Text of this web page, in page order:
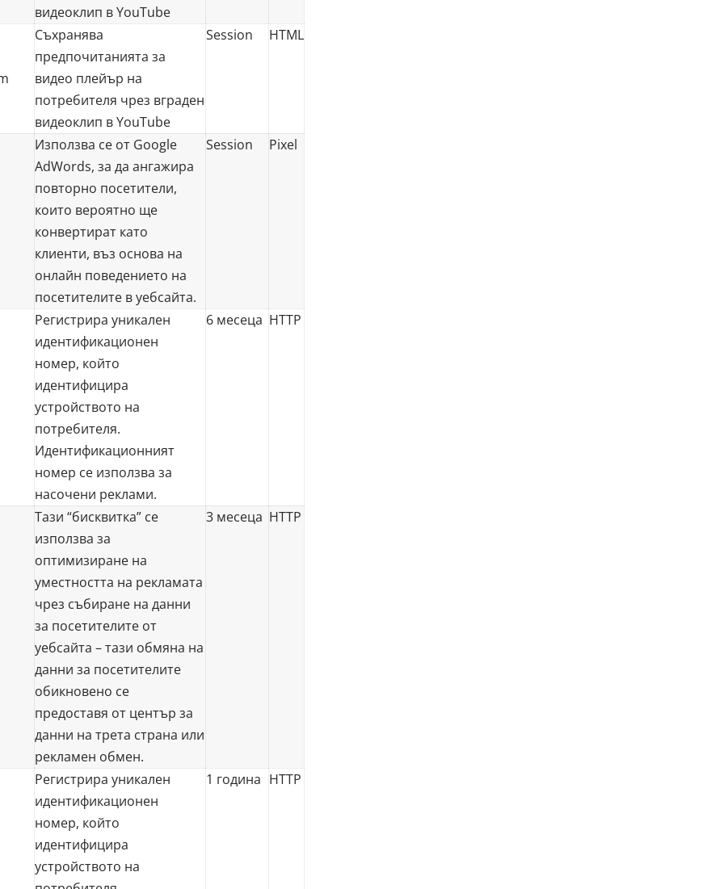
видеоклип в YouTube
Съхранява
предпочитанията за
видео плейър на
потребителя чрез вграден
видеоклип в YouTube
Session HTML
Използва се от Google
AdWords, за да ангажира
повторно посетители,
които вероятно ще
конвертират като
клиенти, въз основа на
онлайн поведението на
посетителите в уебсайта.
Session Pixel
Регистрира уникален
идентификационен
номер, който
идентифицира
устройството на
потребителя.
Идентификационният
номер се използва за
насочени реклами.
6 месеца HTTP
Тази “бисквитка” се
използва за
оптимизиране на
уместността на рекламата
чрез събиране на данни
за посетителите от
уебсайта – тази обмяна на
данни за посетителите
обикновено се
предоставя от център за
данни на трета страна или
рекламен обмен.
3 месеца HTTP
Регистрира уникален
идентификационен
номер, който
идентифицира
устройството на
1 година HTTP